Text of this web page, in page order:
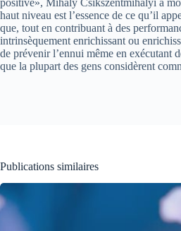
haut niveau est l’essence de ce qu’il
que, tout en contribuant à des
intrinsèquement enrichissant ou
de prévenir l’ennui même en exécutant
que la plupart des gens considèrent
Publications similaires